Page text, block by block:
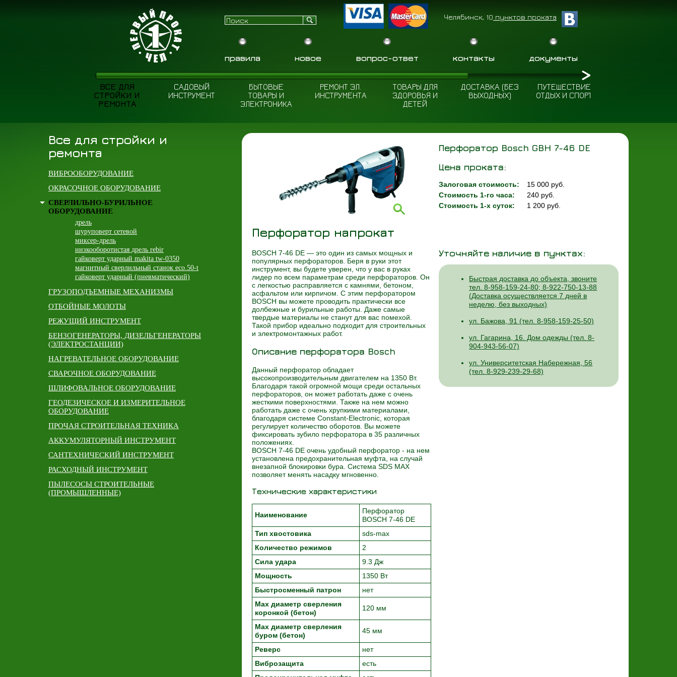
правила новое вопрос-ответ контакты документы
Челябинск, 10 пунктов проката
ВСЕ ДЛЯ
СТРОЙКИ И
РЕМОНТА
САДОВЫЙ
ИНСТРУМЕНТ
БЫТОВЫЕ
ТОВАРЫ И
ЭЛЕКТРОНИКА
РЕМОНТ ЭЛ.
ИНСТРУМЕНТА
ТОВАРЫ ДЛЯ
ЗДОРОВЬЯ И
ДЕТЕЙ
ДОСТАВКА (БЕЗ
ВЫХОДНЫХ)
ПУТЕШЕСТВИЕ
ОТДЫХ И СПОРТ
Все для стройки и
ремонта
ВИБРООБОРУДОВАНИЕ
ОКРАСОЧНОЕ ОБОРУДОВАНИЕ
СВЕРЛИЛЬНО-БУРИЛЬНОЕ
ОБОРУДОВАНИЕ
дрель
шуруповерт сетевой
миксер-дрель
низкооборотистая дрель rebir
гайковерт ударный makita tw-0350
магнитный сверлильный станок eco.50-t
гайковерт ударный (пневматический)
ГРУЗОПОДЪЕМНЫЕ МЕХАНИЗМЫ
ОТБОЙНЫЕ МОЛОТЫ
РЕЖУЩИЙ ИНСТРУМЕНТ
БЕНЗОГЕНЕРАТОРЫ, ДИЗЕЛЬГЕНЕРАТОРЫ
(ЭЛЕКТРОСТАНЦИИ)
НАГРЕВАТЕЛЬНОЕ ОБОРУДОВАНИЕ
СВАРОЧНОЕ ОБОРУДОВАНИЕ
ШЛИФОВАЛЬНОЕ ОБОРУДОВАНИЕ
ГЕОДЕЗИЧЕСКОЕ И ИЗМЕРИТЕЛЬНОЕ
ОБОРУДОВАНИЕ
ПРОЧАЯ СТРОИТЕЛЬНАЯ ТЕХНИКА
АККУМУЛЯТОРНЫЙ ИНСТРУМЕНТ
САНТЕХНИЧЕСКИЙ ИНСТРУМЕНТ
РАСХОДНЫЙ ИНСТРУМЕНТ
ПЫЛЕСОСЫ СТРОИТЕЛЬНЫЕ
(ПРОМЫШЛЕННЫЕ)
Перфоратор напрокат
BOSCH 7-46 DE — это один из самых мощных и
популярных перфораторов. Беря в руки этот
инструмент, вы будете уверен, что у вас в руках
лидер по всем параметрам среди перфораторов. Он
с легкостью расправляется с камнями, бетоном,
асфальтом или кирпичом. С этим перфоратором
BOSCH вы можете проводить практически все
долбежные и бурильные работы. Даже самые
твердые материалы не станут для вас помехой.
Такой прибор идеально подходит для строительных
и электромонтажных работ.
Описание перфоратора Bosch
Данный перфоратор обладает
высокопроизводительным двигателем на 1350 Вт.
Благодаря такой огромной мощи среди остальных
перфораторов, он может работать даже с очень
жесткими поверхностями. Также на нем можно
работать даже с очень хрупкими материалами,
благодаря системе Constant-Electronic, которая
регулирует количество оборотов. Вы можете
фиксировать зубило перфоратора в 35 различных
положениях.
BOSCH 7-46 DE очень удобный перфоратор - на нем
установлена предохранительная муфта, на случай
внезапной блокировки бура. Система SDS MAX
позволяет менять насадку мгновенно.
Технические характеристики
Наименование
Перфоратор
BOSCH 7-46 DE
Тип хвостовика
sds-max
Количество режимов
2
Сила удара
9.3 Дж
Мощность
1350 Вт
Быстросменный патрон
нет
Max диаметр сверления
коронкой (бетон)
120 мм
Max диаметр сверления
буром (бетон)
45 мм
Реверс
нет
Виброзащита
есть
Перфоратор Bosch GBH 7-46 DE
Цена проката:
Залоговая стоимость:
15 000 руб.
Стоимость 1-го часа:
240 руб.
Стоимость 1-х суток:
1 200 руб.
Уточняйте наличие в пунктах:
Быстрая доставка до объекта, звоните
тел. 8-958-159-24-80; 8-922-750-13-88
(Доставка осуществляется 7 дней в
неделю, без выходных)
ул. Бажова, 91 (тел. 8-958-159-25-50)
ул. Гагарина, 16. Дом одежды (тел. 8-
904-943-56-07)
ул. Университетская Набережная, 56
(тел. 8-929-239-29-68)